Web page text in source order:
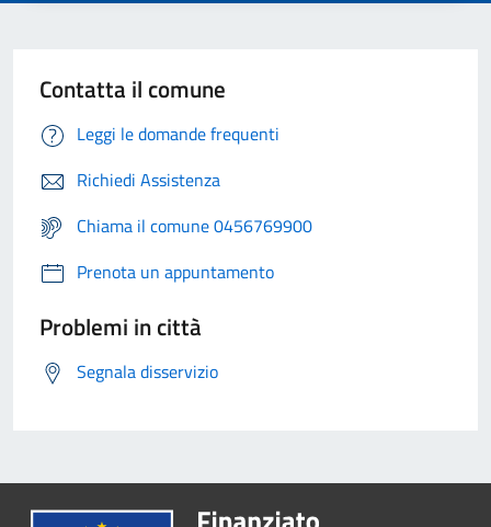
Contatta il comune
Leggi le domande frequenti
Richiedi Assistenza
Chiama il comune 0456769900
Prenota un appuntamento
Problemi in città
Segnala disservizio